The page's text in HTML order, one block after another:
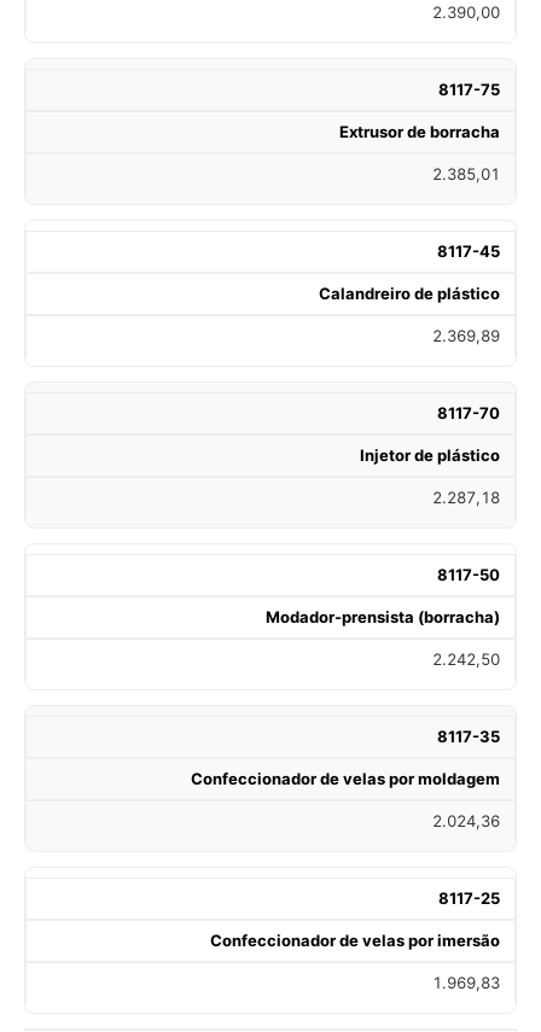
2.390,00
8117-75
Extrusor de borracha
2.385,01
8117-45
Calandreiro de plástico
2.369,89
8117-70
Injetor de plástico
2.287,18
8117-50
Modador-prensista (borracha)
2.242,50
8117-35
Confeccionador de velas por moldagem
2.024,36
8117-25
Confeccionador de velas por imersão
1.969,83